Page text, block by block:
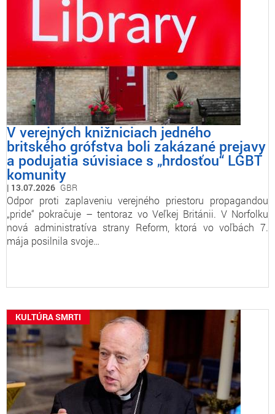
V verejných knižniciach jedného
britského grófstva boli zakázané prejavy
a podujatia súvisiace s „hrdosťou“ LGBT
komunity
13.07.2026 GBR
Odpor proti zaplaveniu verejného priestoru propagandou
„pride“ pokračuje – tentoraz vo Veľkej Británii. V Norfolku
nová administratíva strany Reform, ktorá vo voľbách 7.
mája posilnila svoje…
KULTÚRA SMRTI